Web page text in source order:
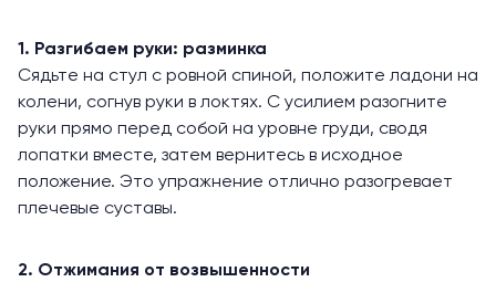
1. Разгибаем руки: разминка
Сядьте на стул с ровной спиной, положите ладони на
колени, согнув руки в локтях. С усилием разогните
руки прямо перед собой на уровне груди, сводя
лопатки вместе, затем вернитесь в исходное
положение. Это упражнение отлично разогревает
плечевые суставы.
2. Отжимания от возвышенности